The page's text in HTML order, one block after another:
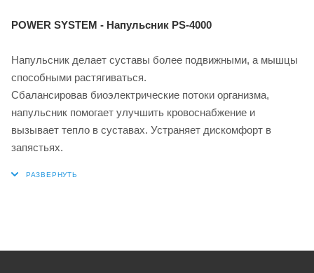
POWER SYSTEM - Напульсник PS-4000
Напульсник делает суставы более подвижными, а мышцы
способными растягиваться.
Сбалансировав биоэлектрические потоки организма,
напульсник помогает улучшить кровоснабжение и
вызывает тепло в суставах. Устраняет дискомфорт в
запястьях.